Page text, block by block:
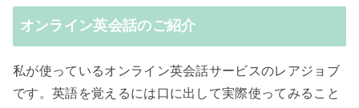
オンライン英会話のご紹介
私が使っているオンライン英会話サービスのレアジョブ
です。英語を覚えるには口に出して実際使ってみること